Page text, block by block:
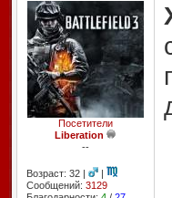
Посетители
Liberation
--
Возраст: 32 |
|
Сообщений: 3129